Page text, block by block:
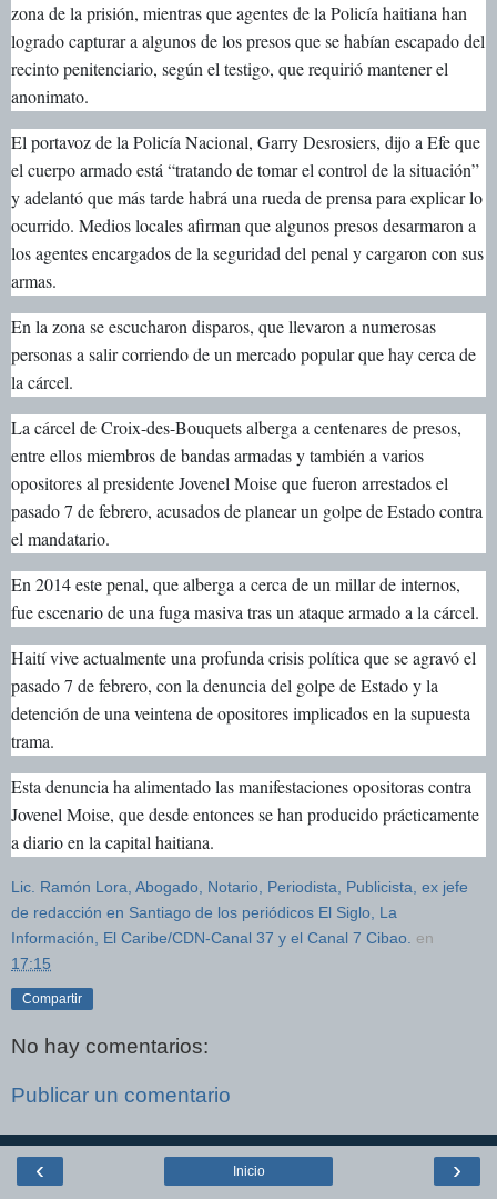
zona de la prisión, mientras que agentes de la Policía haitiana han
logrado capturar a algunos de los presos que se habían escapado del
recinto penitenciario, según el testigo, que requirió mantener el
anonimato.
El portavoz de la Policía Nacional, Garry Desrosiers, dijo a Efe que
el cuerpo armado está “tratando de tomar el control de la situación”
y adelantó que más tarde habrá una rueda de prensa para explicar lo
ocurrido. Medios locales afirman que algunos presos desarmaron a
los agentes encargados de la seguridad del penal y cargaron con sus
armas.
En la zona se escucharon disparos, que llevaron a numerosas
personas a salir corriendo de un mercado popular que hay cerca de
la cárcel.
La cárcel de Croix-des-Bouquets alberga a centenares de presos,
entre ellos miembros de bandas armadas y también a varios
opositores al presidente Jovenel Moise que fueron arrestados el
pasado 7 de febrero, acusados de planear un golpe de Estado contra
el mandatario.
En 2014 este penal, que alberga a cerca de un millar de internos,
fue escenario de una fuga masiva tras un ataque armado a la cárcel.
Haití vive actualmente una profunda crisis política que se agravó el
pasado 7 de febrero, con la denuncia del golpe de Estado y la
detención de una veintena de opositores implicados en la supuesta
trama.
Esta denuncia ha alimentado las manifestaciones opositoras contra
Jovenel Moise, que desde entonces se han producido prácticamente
a diario en la capital haitiana.
Lic. Ramón Lora, Abogado, Notario, Periodista, Publicista, ex jefe
de redacción en Santiago de los periódicos El Siglo, La
Información, El Caribe/CDN-Canal 37 y el Canal 7 Cibao. en
17:15
Compartir
No hay comentarios:
Publicar un comentario
‹ ›
Inicio